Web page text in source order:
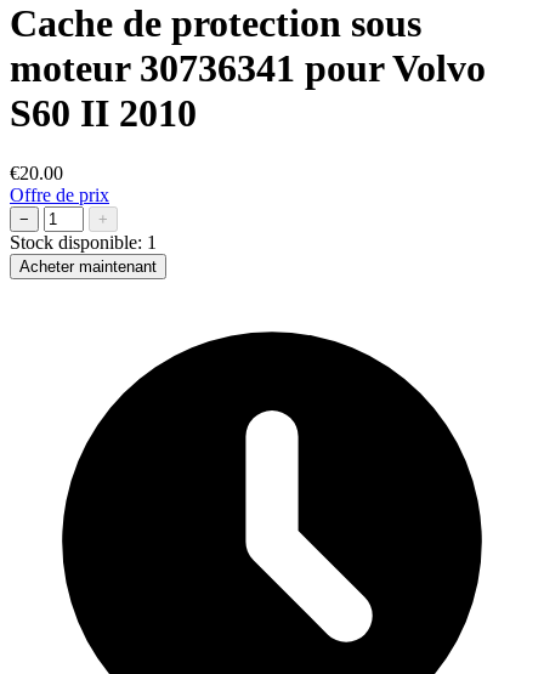
Cache de protection sous
moteur 30736341 pour Volvo
S60 II 2010
€20.00
Offre de prix
− +
Stock disponible: 1
Acheter maintenant